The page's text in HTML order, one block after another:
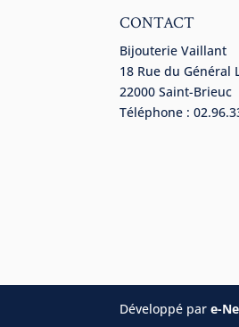
CONTACT
Bijouterie Vaillant
18 Rue du Général
22000 Saint-Brieuc
Téléphone :
Développé pare-